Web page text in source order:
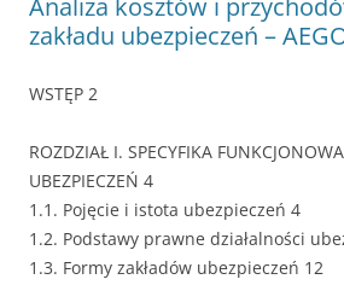
Analiza kosztów i
zakładu ubezpieczeń –
WSTĘP 2
ROZDZIAŁ I. SPECYFIKA
UBEZPIECZEŃ 4
1.1. Pojęcie i istota ubezpieczeń 4
1.2. Podstawy prawne działalności
1.3. Formy zakładów ubezpieczeń 12